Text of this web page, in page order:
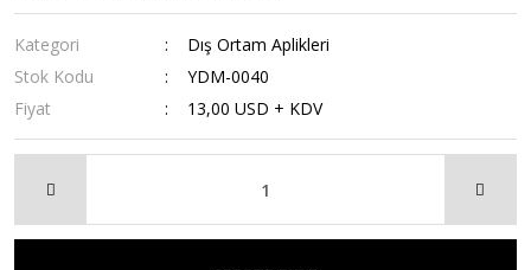
Kategori
Dış Ortam Aplikleri
Stok Kodu
YDM-0040
Fiyat
13,00 USD + KDV